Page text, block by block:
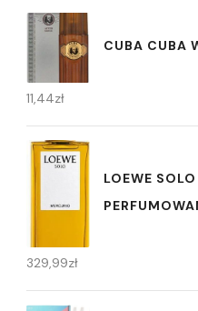
CUBA CUBA
11,44zł
LOEWE
329,99zł